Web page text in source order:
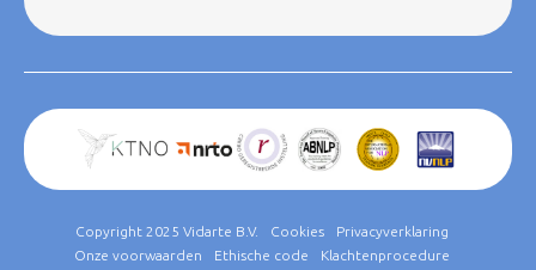
Copyright 2025 Vidarte B.V. Cookies
Privacyverklaring
Onze voorwaarden
Ethische code Klachtenprocedure